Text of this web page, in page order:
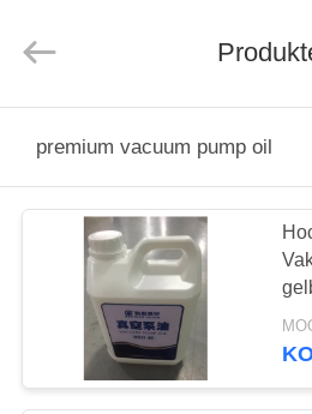
HAUSE
PRODUKTE
ÜBER
Ltd..
premium vacuum pump oil